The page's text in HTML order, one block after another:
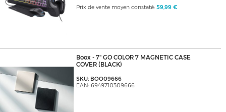
Prix de vente moyen constaté: 59,99 €
Boox - 7" GO COLOR 7 MAGNETIC CASE
COVER (BLACK)
SKU: BOO09666
EAN: 6949710309666